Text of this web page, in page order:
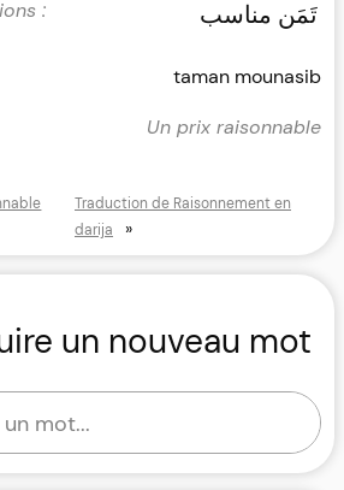
تَمَن مناسب
taman mounasib
Un prix raisonnable
Traduction de Raisonnement en
darija
»
un nouveau mot